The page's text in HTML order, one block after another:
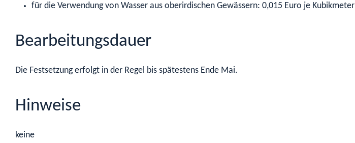
für die Verwendung von Wasser aus oberirdischen Gewässern: 0,015 Euro je Kubikmeter
Bearbeitungsdauer
Die Festsetzung erfolgt in der Regel bis spätestens Ende Mai.
Hinweise
keine